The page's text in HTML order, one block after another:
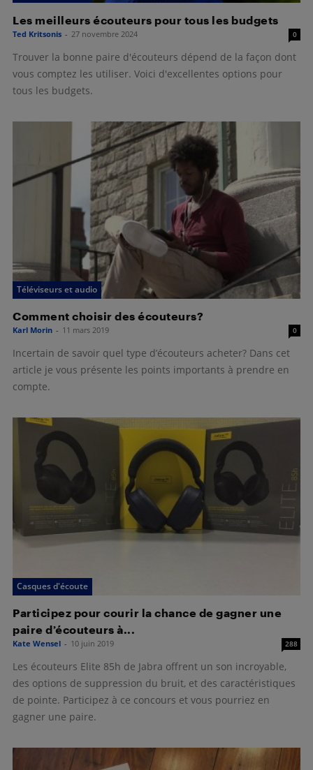
Les meilleurs écouteurs pour tous les budgets
Ted Kritsonis - 27 novembre 2024 0
Trouver la bonne paire d'écouteurs dépend de la façon dont
vous comptez les utiliser. Voici d'excellentes options pour
tous les budgets.
Téléviseurs et audio
Comment choisir des écouteurs?
Karl Morin - 11 mars 2019 0
Incertain de savoir quel type d’écouteurs acheter? Dans cet
article je vous présente les points importants à prendre en
compte.
Casques d'écoute
Participez pour courir la chance de gagner une
paire d’écouteurs à...
Kate Wensel - 10 juin 2019 288
Les écouteurs Elite 85h de Jabra offrent un son incroyable,
des options de suppression du bruit, et des caractéristiques
de pointe. Participez à ce concours et vous pourriez en
gagner une paire.